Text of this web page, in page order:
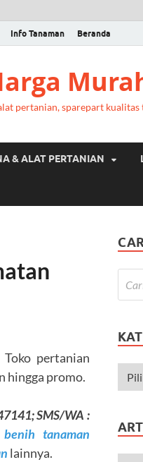
Info Tanaman Beranda
pertanian, sparepart
& ALAT PERTANIAN
Toko pertanian
hingga promo.
SMS/WA :
benih tanaman
lainnya.